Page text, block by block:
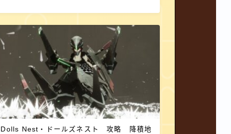
Dolls Nest・ドールズネスト 攻略 降積地